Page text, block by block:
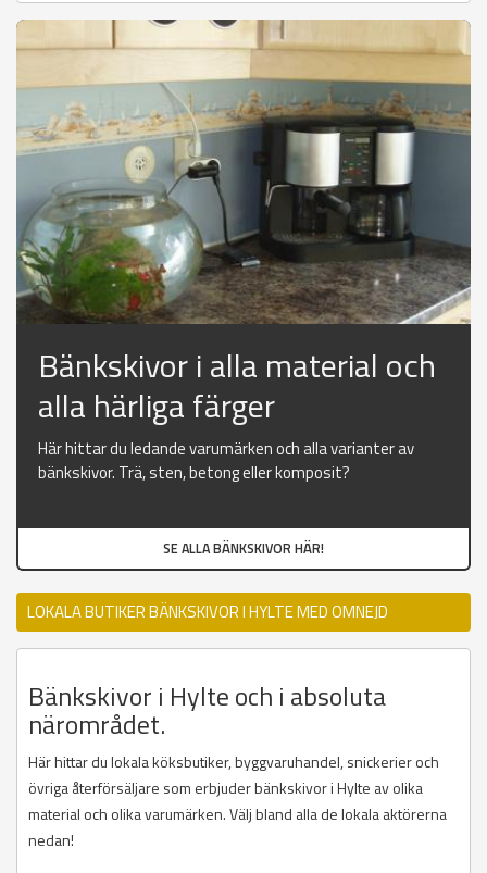
Bänkskivor i alla material och
alla härliga färger
Här hittar du ledande varumärken och alla varianter av
bänkskivor. Trä, sten, betong eller komposit?
SE ALLA BÄNKSKIVOR HÄR!
LOKALA BUTIKER BÄNKSKIVOR I HYLTE MED OMNEJD
Bänkskivor i Hylte och i absoluta
närområdet.
Här hittar du lokala köksbutiker, byggvaruhandel, snickerier och
övriga återförsäljare som erbjuder bänkskivor i Hylte av olika
material och olika varumärken. Välj bland alla de lokala aktörerna
nedan!